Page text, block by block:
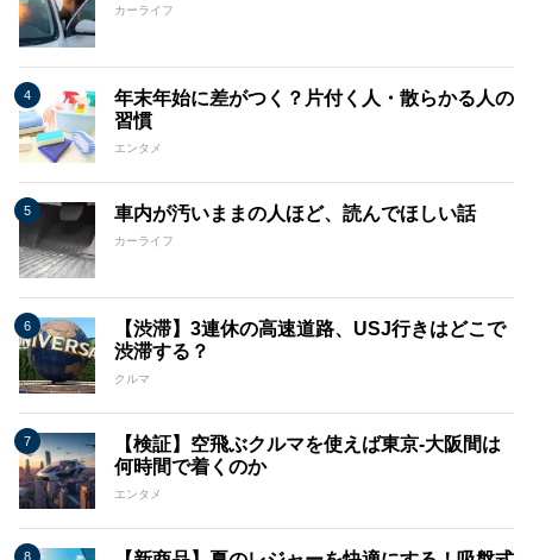
カーライフ
年末年始に差がつく？片付く人・散らかる人の
習慣
エンタメ
車内が汚いままの人ほど、読んでほしい話
カーライフ
【渋滞】3連休の高速道路、USJ行きはどこで
渋滞する？
クルマ
【検証】空飛ぶクルマを使えば東京-大阪間は
何時間で着くのか
エンタメ